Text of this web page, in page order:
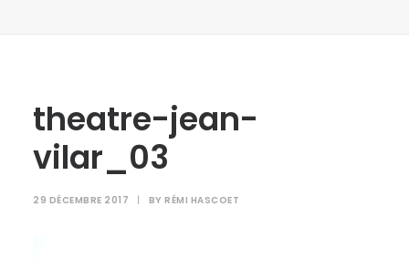
theatre-jean-
vilar_03
29 DÉCEMBRE 2017 | BY RÉMI HASCOET